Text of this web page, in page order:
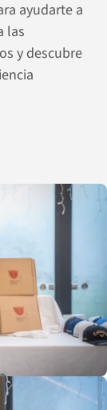
ayudarte a
las
y descubre